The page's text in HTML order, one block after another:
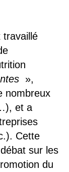
travaillé
»,
nombreux
et a
Cette
sur les
du